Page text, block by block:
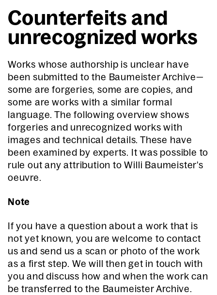
Counterfeits and
unrecognized works
Works whose authorship is unclear have
been submitted to the Baumeister Archive—
some are forgeries, some are copies, and
some are works with a similar formal
language. The following overview shows
forgeries and unrecognized works with
images and technical details. These have
been examined by experts. It was possible to
rule out any attribution to Willi Baumeister's
oeuvre.
Note
If you have a question about a work that is
not yet known, you are welcome to contact
us and send us a scan or photo of the work
as a first step. We will then get in touch with
you and discuss how and when the work can
be transferred to the Baumeister Archive.